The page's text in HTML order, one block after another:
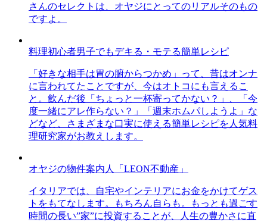
さんのセレクトは、オヤジにとってのリアルそのもの
ですよ。
料理初心者男子でもデキる・モテる簡単レシピ
「好きな相手は胃の腑からつかめ」って、昔はオンナ
に言われてたことですが、今はオトコにも言えるこ
と。飲んだ後「ちょっと一杯寄ってかない？」、「今
度一緒にアレ作らない？」「週末ホムパしようよ」な
どなど、さまざまな口実に使える簡単レシピを人気料
理研究家がお教えします。
オヤジの物件案内人「LEON不動産」
イタリアでは、自宅やインテリアにお金をかけてゲス
トをもてなします。もちろん自らも。もっとも過ごす
時間の長い”家”に投資することが、人生の豊かさに直